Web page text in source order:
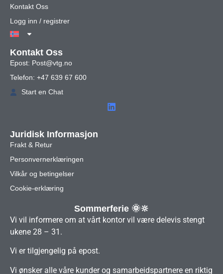
Kontakt Oss
Logg inn / registrer
Kontakt Oss
Epost: Post@vtg.no
Telefon: +47 639 67 600
Start en Chat
Juridisk Informasjon
Frakt & Retur
Personvernerklæringen
Vilkår og betingelser
Cookie-erklæring
Sommerferie 🌞🔆
Vi vil informere om at vårt kontor vil være delevis stengt
ukene 28 – 31.
Vi er tilgjengelig på epost.
Vi ønsker alle våre kunder og samarbeidspartnere en riktig